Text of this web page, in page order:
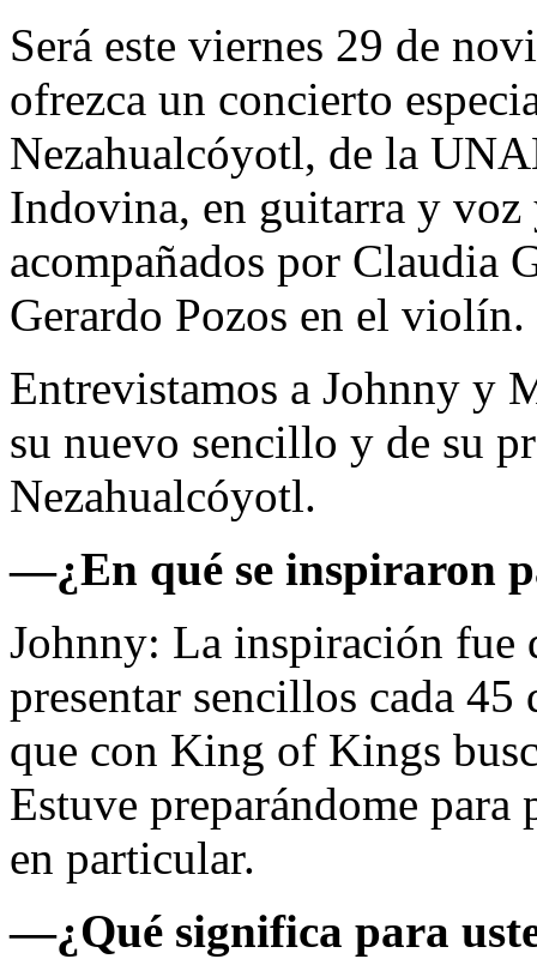
Será este viernes 29 de
ofrezca un concierto
Nezahualcóyotl, de la
Indovina, en guitarra y
acompañados por Claudia
Gerardo Pozos en el violín.
Entrevistamos a Johnny y
su nuevo sencillo y de su
Nezahualcóyotl.
—¿En qué se inspiraron
Johnny: La inspiración fue
presentar sencillos cada
que con King of Kings
Estuve preparándome
en particular.
—¿Qué significa para